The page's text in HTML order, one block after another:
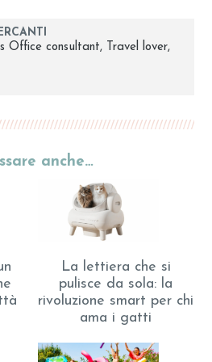
Office consultant, Travel lover,
anche…
La lettiera che si
pulisce da sola: la
rivoluzione smart per chi
ama i gatti